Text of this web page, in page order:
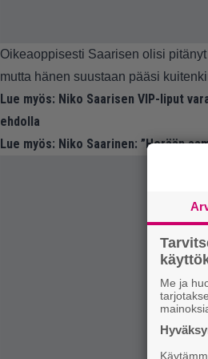
Oikeaoppisesti Saarisen olisi
mutta hänen suustaan pääsi
Lue myös: Niko Saarisen VIP-liput
ehdolla
Lue myös: Niko Saarinen: ”Herään
Me ja